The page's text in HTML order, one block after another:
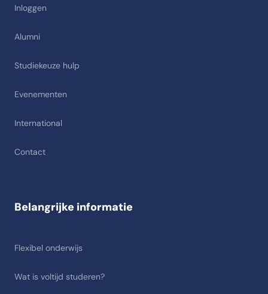
Inloggen
Alumni
Studiekeuze hulp
Evenementen
International
Contact
Belangrijke informatie
Flexibel onderwijs
Wat is voltijd studeren?